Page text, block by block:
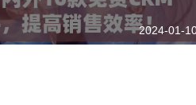
2024-01-